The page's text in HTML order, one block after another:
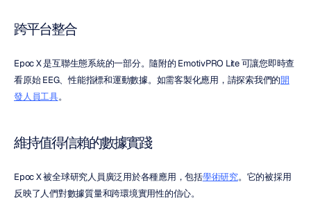
跨平台整合
Epoc X 是互聯生態系統的一部分。隨附的 EmotivPRO Lite 可讓您即時查
看原始 EEG、性能指標和運動數據。如需客製化應用，請探索我們的開
發人員工具。
維持值得信賴的數據實踐
Epoc X 被全球研究人員廣泛用於各種應用，包括學術研究。它的被採用
反映了人們對數據質量和跨環境實用性的信心。